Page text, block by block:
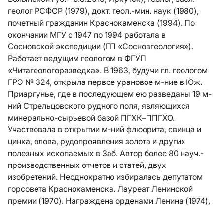
геолог РСФСР (1979), докт. геол.-мин. наук (1980),
почетный гражданин Краснокаменска (1994). По
окончании МГУ с 1947 по 1994 работала в
Сосновской экспедиции (ГП «Сосновгеология»).
Работает ведущим геологом в ФГУП
«Читагеологоразведка». В 1963, будучи гл. геологом
ГРЭ № 324, открыла первое урановое м-ние в Юж.
Приаргунье, где в последующем ею разведаны 19 м-
ний Стрельцовского рудного поля, являющихся
минерально-сырьевой базой ПГХК–ППГХО.
Участвовала в открытии м-ний флюорита, свинца и
цинка, олова, рудопроявления золота и других
полезных ископаемых в Заб. Автор более 80 науч.-
производственных отчетов и статей, двух
изобретений. Неоднократно избиралась депутатом
горсовета Краснокаменска. Лауреат Ленинской
премии (1970). Награждена орденами Ленина (1974),